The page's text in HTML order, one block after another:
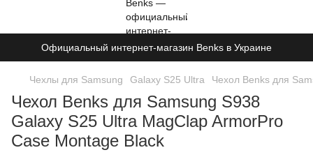
Официальный интернет-магазин Benks в Украине
Чехлы для Samsung Galaxy S25 Ultra Чехол Benks для
Чехол Benks для Samsung S938
Galaxy S25 Ultra MagClap ArmorPro
Case Montage Black